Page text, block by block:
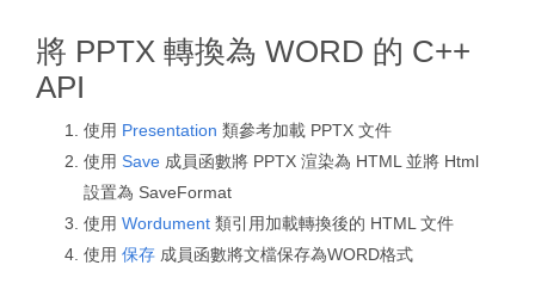
將 PPTX 轉換為 WORD 的 C++
API
使用 Presentation 類參考加載 PPTX 文件
使用 Save 成員函數將 PPTX 渲染為 HTML 並將 Html
設置為 SaveFormat
使用 Wordument 類引用加載轉換後的 HTML 文件
使用 保存 成員函數將文檔保存為WORD格式